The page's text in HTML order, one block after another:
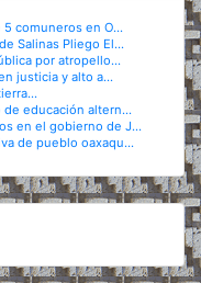
comuneros en O...
Salinas Pliego El...
por atropello...
justicia y alto a...
de educación altern...
en el gobierno de J...
de pueblo oaxaqu...